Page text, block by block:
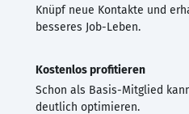
Knüpf neue Kontakte und
besseres Job-Leben.
Kostenlos profitieren
Schon als Basis-Mitglied
deutlich optimieren.